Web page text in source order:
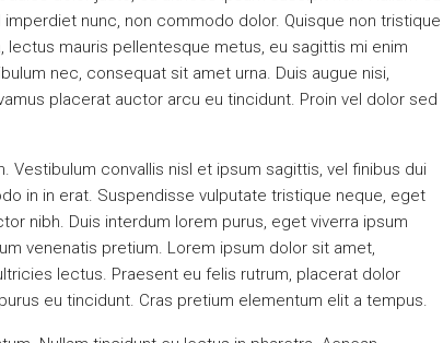
nunc, non commodo dolor. Quisque non tristique
lectus mauris pellentesque metus, eu sagittis mi enim
nec, consequat sit amet urna. Duis augue nisi,
placerat auctor arcu eu tincidunt. Proin vel dolor sed
convallis nisl et ipsum sagittis, vel finibus dui
in in erat. Suspendisse vulputate tristique neque, eget
nibh. Duis interdum lorem purus, eget viverra ipsum
venenatis pretium. Lorem ipsum dolor sit amet,
lectus. Praesent eu felis rutrum, placerat dolor
eu tincidunt. Cras pretium elementum elit a tempus.